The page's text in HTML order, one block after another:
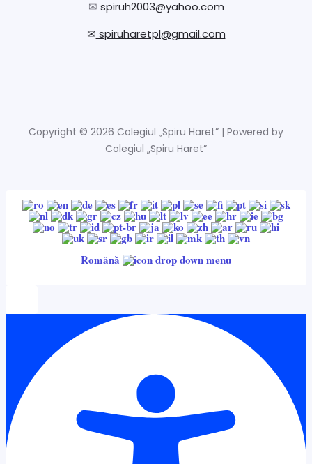
✉ spiruh2003@yahoo.com
✉ spiruharetpl@gmail.com
Copyright © 2026 Colegiul „Spiru Haret” | Powered by
Colegiul „Spiru Haret”
Română